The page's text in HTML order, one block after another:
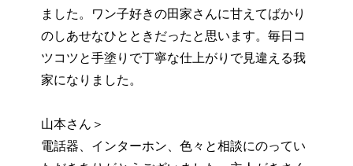
ました。ワン子好きの田家さんに甘えてばかり
のしあせなひとときだったと思います。毎日コ
ツコツと手塗りで丁寧な仕上がりで見違える我
家になりました。
山本さん＞
電話器、インターホン、色々と相談にのってい